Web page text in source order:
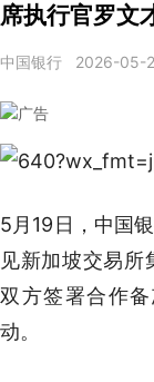
席执行官罗文
中国银行 2026-05-
5月19日，中国
见新加坡交易所
双方签署合作
动。